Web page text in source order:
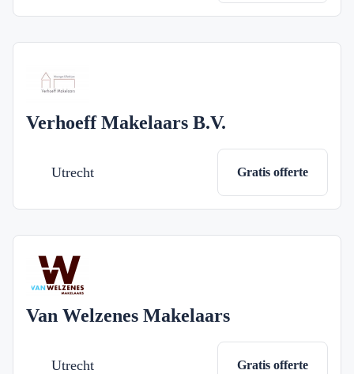
Verhoeff Makelaars B.V.
Utrecht Gratis offerte
Van Welzenes Makelaars
Utrecht Gratis offerte